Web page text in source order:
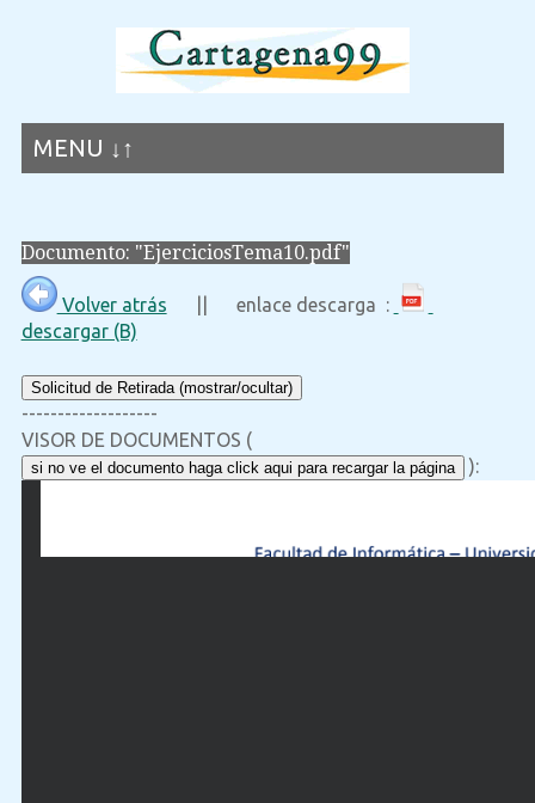
MENU ↓↑
Documento: "EjerciciosTema10.pdf"
Volver atrás || enlace descarga :
descargar (B)
Solicitud de Retirada (mostrar/ocultar)
-------------------
VISOR DE DOCUMENTOS (
si no ve el documento haga click aqui para recargar la página ):